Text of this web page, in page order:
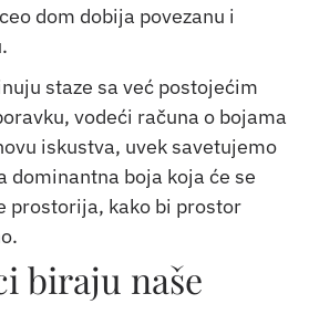
dom dobija povezanu i
staze sa već postojećim
vodeći računa o bojama
iskustva, uvek savetujemo
dominantna boja koja će se
prostorija, kako bi prostor
biraju naše